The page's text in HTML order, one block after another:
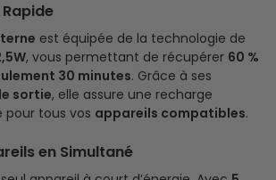
est équipée de la technologie de
, vous permettant de récupérer 60 %
30 minutes. Grâce à ses
sortie, elle assure une recharge
tous vos appareils compatibles.
en Simultané